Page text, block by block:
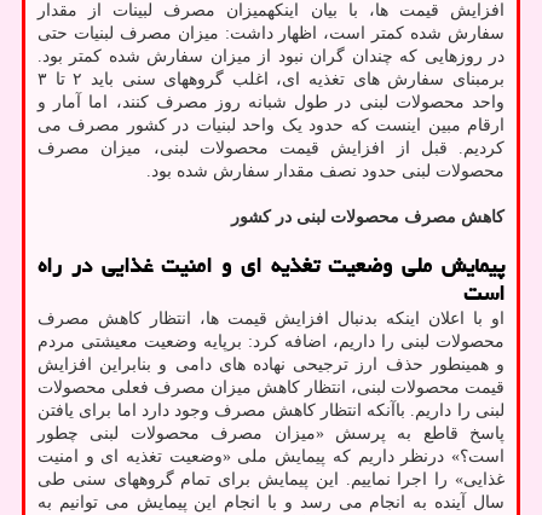
افزایش قیمت ها، با بیان اینکهمیزان مصرف لبینات از مقدار
سفارش شده کمتر است، اظهار داشت: میزان مصرف لبنیات حتی
در روزهایی که چندان گران نبود از میزان سفارش شده کمتر بود.
برمبنای سفارش های تغذیه ای، اغلب گروههای سنی باید ۲ تا ۳
واحد محصولات لبنی در طول شبانه روز مصرف کنند، اما آمار و
ارقام مبین اینست که حدود یک واحد لبنیات در کشور مصرف می
کردیم. قبل از افزایش قیمت محصولات لبنی، میزان مصرف
محصولات لبنی حدود نصف مقدار سفارش شده بود.
کاهش مصرف محصولات لبنی در کشور
پیمایش ملی وضعیت تغذیه ای و امنیت غذایی در راه
است
او با اعلان اینکه بدنبال افزایش قیمت ها، انتظار کاهش مصرف
محصولات لبنی را داریم، اضافه کرد: برپایه وضعیت معیشتی مردم
و همینطور حذف ارز ترجیحی نهاده های دامی و بنابراین افزایش
قیمت محصولات لبنی، انتظار کاهش میزان مصرف فعلی محصولات
لبنی را داریم. باآنکه انتظار کاهش مصرف وجود دارد اما برای یافتن
پاسخ قاطع به پرسش «میزان مصرف محصولات لبنی چطور
است؟» درنظر داریم که پیمایش ملی «وضعیت تغذیه ای و امنیت
غذایی» را اجرا نماییم. این پیمایش برای تمام گروههای سنی طی
سال آینده به انجام می رسد و با انجام این پیمایش می توانیم به